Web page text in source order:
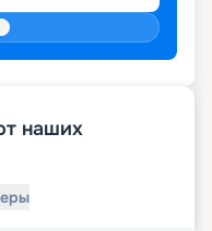
наших